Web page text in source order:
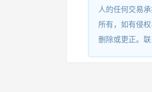
人的任何交易
所有，如有侵
删除或更正。联